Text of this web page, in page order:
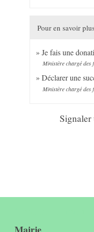
Pour en savoir plus
Je fais une
Ministère chargé des
Déclarer une
Ministère chargé des
Signaler